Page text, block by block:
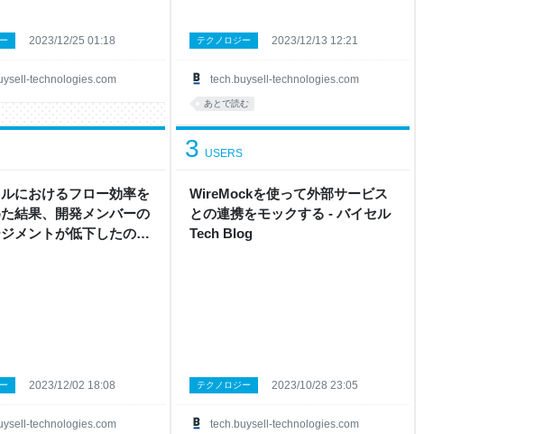
technologies.com
2023/12/25 01:18
tech.buysell-technologies.com
テクノロジー 2023/12/13 12:21
あとで読む
におけるフロー効率を
結果、開発メンバーの
メントが低下したので
technologies.com
2023/12/02 18:08
WireMockを使って外部サービス
との連携をモックする - バイセル
Tech Blog
3 USERS
tech.buysell-technologies.com
テクノロジー 2023/10/28 23:05